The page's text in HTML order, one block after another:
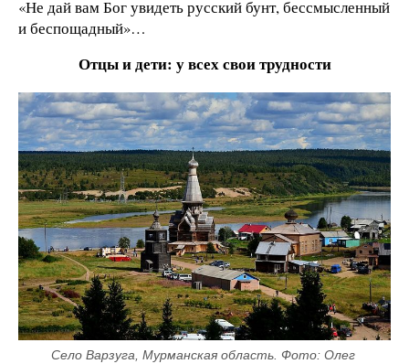
«Не дай вам Бог увидеть русский бунт, бессмысленный
и беспощадный»…
Отцы и дети: у всех свои трудности
Село Варзуга, Мурманская область. Фото: Олег